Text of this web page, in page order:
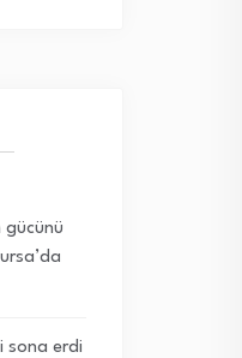
gücünü
sona erdi